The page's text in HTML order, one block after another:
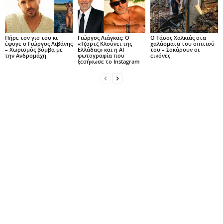
Πήρε τον γιο του κι
έφυγε ο Γιώργος Λιβάνης
– Χωρισμός βόμβα με
την Ανδρομάχη
Γιώργος Λιάγκας: Ο
«Τζορτζ Κλούνεϊ της
Ελλάδας» και η AI
φωτογραφία που
ξεσήκωσε το Instagram
Ο Τάσος Χαλκιάς στα
χαλάσματα του σπιτιού
του – Σοκάρουν οι
εικόνες